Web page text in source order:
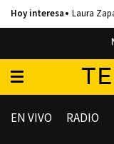
Laura
EN VIVO RADIO